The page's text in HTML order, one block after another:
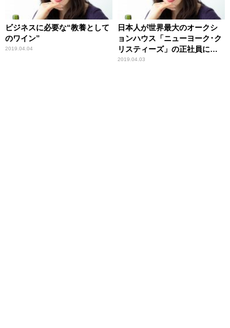
ビジネスに必要な“教養として
のワイン”
2019.04.04
日本人が世界最大のオークシ
ョンハウス「ニューヨーク･ク
リスティーズ」の正社員にな
るまで
2019.04.03